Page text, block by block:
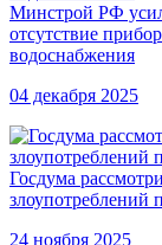
Минстрой РФ
отсутствие
водоснабжения
04 декабря 2025
Госдума
злоупотреблений
24 ноября 2025